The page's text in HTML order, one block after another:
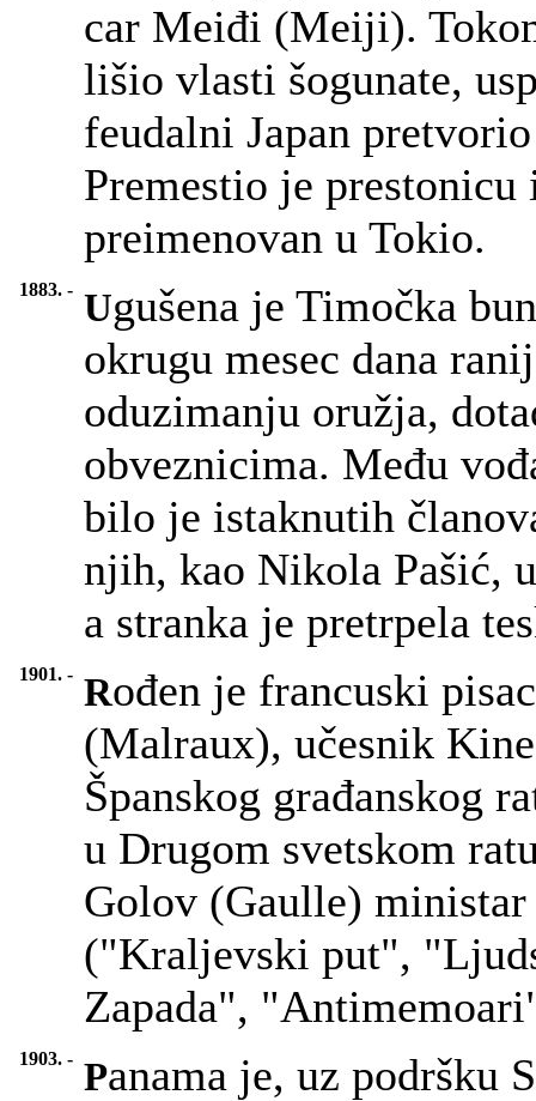
car Meiđi (Meiji).
lišio vlasti šogunate,
feudalni Japan
Premestio je
preimenovan u Tokio.
1883. - Ugušena je Timočka
okrugu mesec dana
oduzimanju oružja,
obveznicima. Među
bilo je istaknutih
njih, kao Nikola Pašić,
a stranka je pretrpela
1901. - Rođen je francuski
(Malraux), učesnik
Španskog građanskog
u Drugom svetskom
Golov (Gaulle)
("Kraljevski put",
Zapada",
1903. - Panama je, uz podršku